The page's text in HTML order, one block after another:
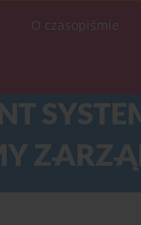
O czasopiśmie